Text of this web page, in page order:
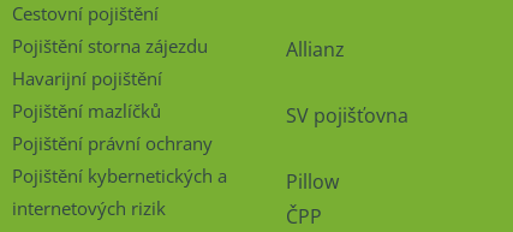
Cestovní pojištění
Pojištění storna zájezdu
Havarijní pojištění
Pojištění mazlíčků
Pojištění právní ochrany
Pojištění kybernetických a
internetových rizik
Allianz
SV pojišťovna
Pillow
ČPP